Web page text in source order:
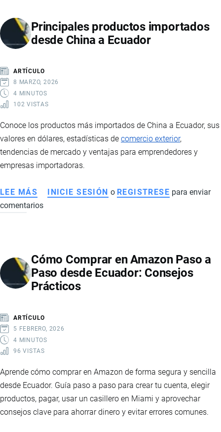
CATEGORÍAS,
COSTOS
Principales productos importados
desde China a Ecuador
ARTÍCULO
8 MARZO, 2026
4 MINUTOS
102 VISTAS
Conoce los productos más importados de China a Ecuador, sus
valores en dólares, estadísticas de comercio exterior,
tendencias de mercado y ventajas para emprendedores y
empresas importadoras.
LEE MÁS SOBRE
PRINCIPALES
CHINA
A
ECUADOR
INICIE SESIÓN o REGISTRESE para enviar
comentarios
Cómo Comprar en Amazon Paso a
Paso desde Ecuador: Consejos
Prácticos
ARTÍCULO
5 FEBRERO, 2026
4 MINUTOS
96 VISTAS
Aprende cómo comprar en Amazon de forma segura y sencilla
desde Ecuador. Guía paso a paso para crear tu cuenta, elegir
productos, pagar, usar un casillero en Miami y aprovechar
consejos clave para ahorrar dinero y evitar errores comunes.